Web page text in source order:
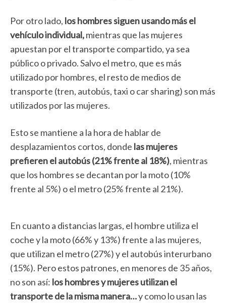
Por otro lado, los hombres siguen usando más el
vehículo individual,mientras que las mujeres
apuestan por el transporte compartido, ya sea
público o privado. Salvo el metro, que es más
utilizado por hombres, el resto de medios de
transporte (tren, autobús, taxi o car sharing) son más
utilizados por las mujeres.
Esto se mantiene a la hora de hablar de
desplazamientos cortos, donde las mujeres
prefieren el autobús (21% frente al 18%), mientras
que los hombres se decantan por la moto (10%
frente al 5%) o el metro (25% frente al 21%).
En cuanto a distancias largas, el hombre utiliza el
coche y la moto (66% y 13%) frente a las mujeres,
que utilizan el metro (27%) y el autobús interurbano
(15%). Pero estos patrones, en menores de 35 años,
no son así: los hombres y mujeres utilizan el
transporte de la misma manera…y como lo usan las